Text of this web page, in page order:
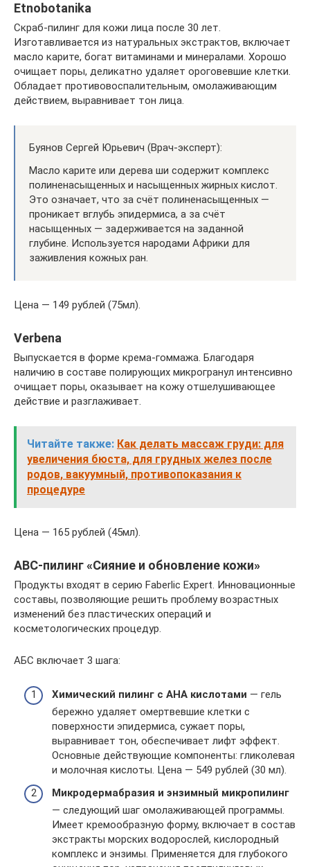
Etnobotanika
Скраб-пилинг для кожи лица после 30 лет.
Изготавливается из натуральных экстрактов, включает
масло карите, богат витаминами и минералами. Хорошо
очищает поры, деликатно удаляет ороговевшие клетки.
Обладает противовоспалительным, омолаживающим
действием, выравнивает тон лица.
Буянов Сергей Юрьевич (Врач-эксперт):
Масло карите или дерева ши содержит комплекс
полиненасыщенных и насыщенных жирных кислот.
Это означает, что за счёт полиненасыщенных —
проникает вглубь эпидермиса, а за счёт
насыщенных — задерживается на заданной
глубине. Используется народами Африки для
заживления кожных ран.
Цена — 149 рублей (75мл).
Verbena
Выпускается в форме крема-гоммажа. Благодаря
наличию в составе полирующих микрогранул интенсивно
очищает поры, оказывает на кожу отшелушивающее
действие и разглаживает.
Читайте также: Как делать массаж груди: для
увеличения бюста, для грудных желез после
родов, вакуумный, противопоказания к
процедуре
Цена — 165 рублей (45мл).
ABC-пилинг «Сияние и обновление кожи»
Продукты входят в серию Faberlic Expert. Инновационные
составы, позволяющие решить проблему возрастных
изменений без пластических операций и
косметологических процедур.
АБС включает 3 шага:
Химический пилинг с АНА кислотами — гель
бережно удаляет омертвевшие клетки с
поверхности эпидермиса, сужает поры,
выравнивает тон, обеспечивает лифт эффект.
Основные действующие компоненты: гликолевая
и молочная кислоты. Цена — 549 рублей (30 мл).
Микродермабразия и энзимный микропилинг
— следующий шаг омолаживающей программы.
Имеет кремообразную форму, включает в состав
экстракты морских водорослей, кислородный
комплекс и энзимы. Применяется для глубокого